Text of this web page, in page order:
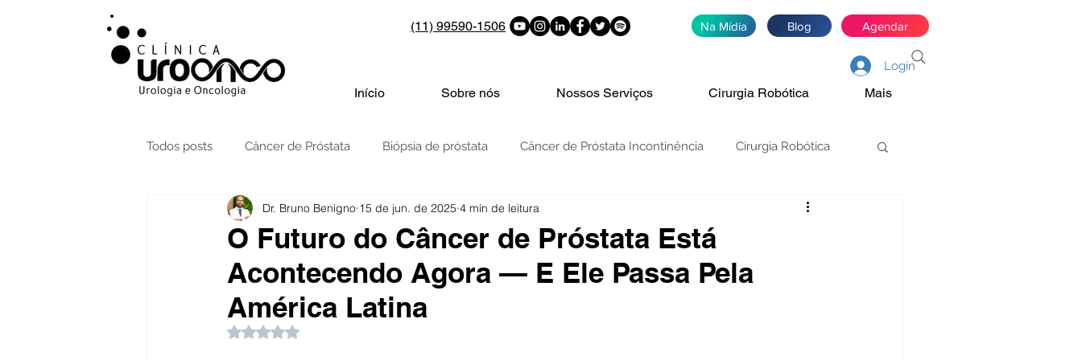
(11) 99590-1506 Na Mídia Blog Agendar
Login
Início Sobre nós Nossos Serviços Cirurgia Robótica Mais
Todos posts Câncer de Próstata Biópsia de próstata Câncer de Próstata Incontinência Cirurgia Robótica
Radioterapia câncer de Próstata PROSTATA: PSA | 4K | PHI | PCA3
Testículos | Câncer Câncer de bexiga Nódulos e cistos nos rins Cólica Renal Estenose de JUP
Hidronefrose Hiperplasia Benigna da Próstata - H
O Futuro do Câncer de Próstata Está
Acontecendo Agora — E Ele Passa Pela
América Latina
Dr. Bruno Benigno 15 de jun. de 2025 4 min de leitura
Avaliado com NaN de 5 estrelas.